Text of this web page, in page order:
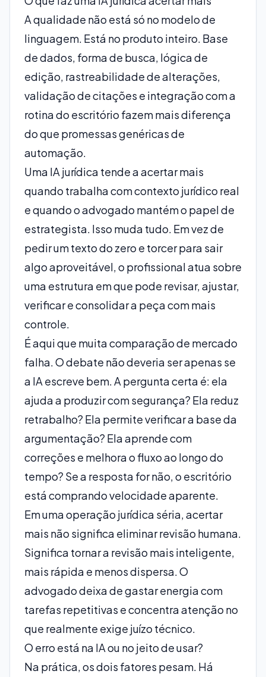
A qualidade não está só no modelo de
linguagem. Está no produto inteiro. Base
de dados, forma de busca, lógica de
edição, rastreabilidade de alterações,
validação de citações e integração com a
rotina do escritório fazem mais diferença
do que promessas genéricas de
automação.
Uma IA jurídica tende a acertar mais
quando trabalha com contexto jurídico real
e quando o advogado mantém o papel de
estrategista. Isso muda tudo. Em vez de
pedir um texto do zero e torcer para sair
algo aproveitável, o profissional atua sobre
uma estrutura em que pode revisar, ajustar,
verificar e consolidar a peça com mais
controle.
É aqui que muita comparação de mercado
falha. O debate não deveria ser apenas se
a IA escreve bem. A pergunta certa é: ela
ajuda a produzir com segurança? Ela reduz
retrabalho? Ela permite verificar a base da
argumentação? Ela aprende com
correções e melhora o fluxo ao longo do
tempo? Se a resposta for não, o escritório
está comprando velocidade aparente.
Em uma operação jurídica séria, acertar
mais não significa eliminar revisão humana.
Significa tornar a revisão mais inteligente,
mais rápida e menos dispersa. O
advogado deixa de gastar energia com
tarefas repetitivas e concentra atenção no
que realmente exige juízo técnico.
O erro está na IA ou no jeito de usar?
Na prática, os dois fatores pesam. Há